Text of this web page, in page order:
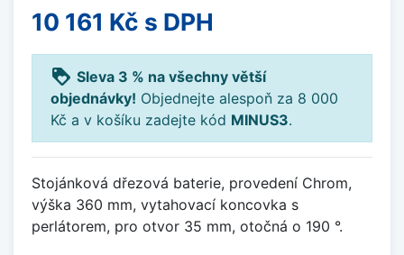
10 161 Kč s DPH
loyalty Sleva 3 % na všechny větší
objednávky! Objednejte alespoň za 8 000
Kč a v košíku zadejte kód MINUS3.
Stojánková dřezová baterie, provedení Chrom,
výška 360 mm, vytahovací koncovka s
perlátorem, pro otvor 35 mm, otočná o 190 °.